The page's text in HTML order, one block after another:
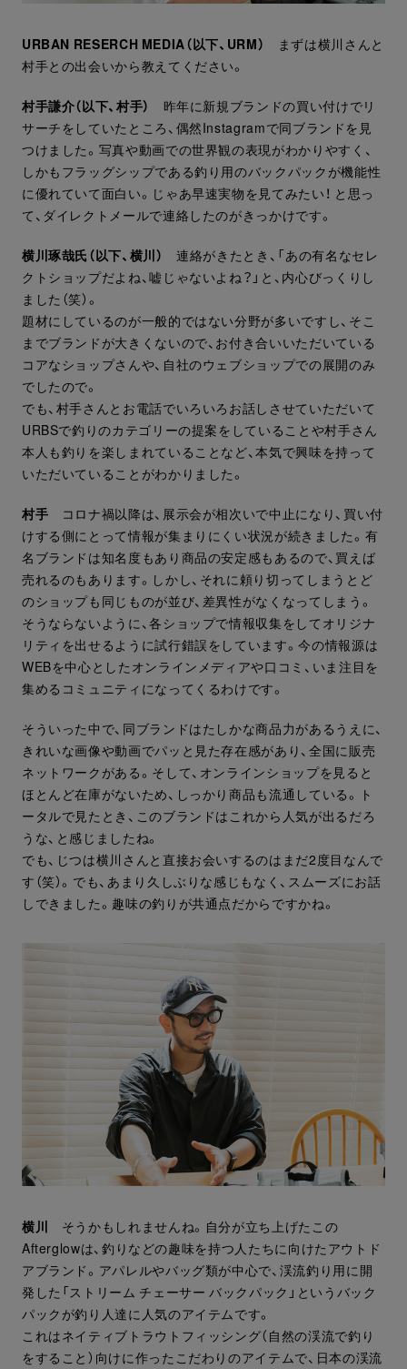
URBAN RESERCH MEDIA（以下、URM）
まずは横川さんと
村手との出会いから教えてください。
村手謙介（以下、村手）
昨年に新規ブランドの買い付けでリ
サーチをしていたところ、偶然Instagramで同ブランドを見
つけました。写真や動画での世界観の表現がわかりやすく、
しかもフラッグシップである釣り用のバックパックが機能性
に優れていて面白い。じゃあ早速実物を見てみたい！ と思っ
て、ダイレクトメールで連絡したのがきっかけです。
横川琢哉氏（以下、横川）
連絡がきたとき、「あの有名なセレ
クトショップだよね、嘘じゃないよね？」と、内心びっくりし
ました（笑）。
題材にしているのが一般的ではない分野が多いですし、そこ
までブランドが大きくないので、お付き合いいただいている
コアなショップさんや、自社のウェブショップでの展開のみ
でしたので。
でも、村手さんとお電話でいろいろお話しさせていただいて
URBSで釣りのカテゴリーの提案をしていることや村手さん
本人も釣りを楽しまれていることなど、本気で興味を持って
いただいていることがわかりました。
村手 コロナ禍以降は、展示会が相次いで中止になり、買い付
けする側にとって情報が集まりにくい状況が続きました。有
名ブランドは知名度もあり商品の安定感もあるので、買えば
売れるのもあります。しかし、それに頼り切ってしまうとど
のショップも同じものが並び、差異性がなくなってしまう。
そうならないように、各ショップで情報収集をしてオリジナ
リティを出せるように試行錯誤をしています。今の情報源は
WEBを中心としたオンラインメディアや口コミ、いま注目を
集めるコミュニティになってくるわけです。
そういった中で、同ブランドはたしかな商品力があるうえに、
きれいな画像や動画でパッと見た存在感があり、全国に販売
ネットワークがある。そして、オンラインショップを見ると
ほとんど在庫がないため、しっかり商品も流通している。ト
ータルで見たとき、このブランドはこれから人気が出るだろ
うな、と感じましたね。
でも、じつは横川さんと直接お会いするのはまだ2度目なんで
す（笑）。でも、あまり久しぶりな感じもなく、スムーズにお話
しできました。趣味の釣りが共通点だからですかね。
横川 そうかもしれませんね。自分が立ち上げたこの
Afterglowは、釣りなどの趣味を持つ人たちに向けたアウトド
アブランド。アパレルやバッグ類が中心で、渓流釣り用に開
発した「ストリーム チェーサー バックパック」というバック
パックが釣り人達に人気のアイテムです。
これはネイティブトラウトフィッシング（自然の渓流で釣り
をすること）向けに作ったこだわりのアイテムで、日本の渓流